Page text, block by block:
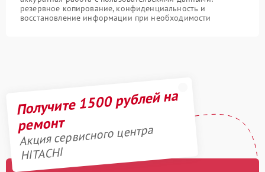
резервное копирование, конфиденциальность и
восстановление информации при необходимости
Получите 1500 рублей на
ремонт
Акция сервисного центра
HITACHI